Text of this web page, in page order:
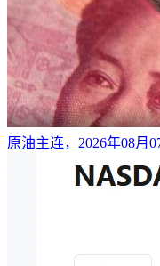
原油主连，2026年08月